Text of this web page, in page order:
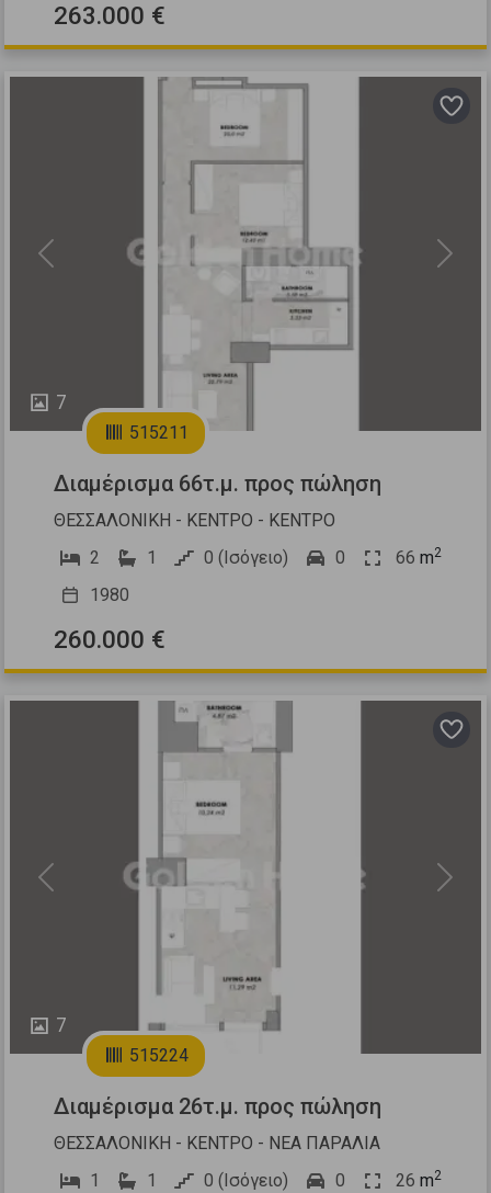
263.000 €
7
Previous Next
515211
Διαμέρισμα 66τ.μ. προς πώληση
ΘΕΣΣΑΛΟΝΙΚΗ - ΚΕΝΤΡΟ - ΚΕΝΤΡΟ
2
1 0 (Ισόγειο) 0 66 m2
1980
260.000 €
7
Previous Next
515224
Διαμέρισμα 26τ.μ. προς πώληση
ΘΕΣΣΑΛΟΝΙΚΗ - ΚΕΝΤΡΟ - ΝΕΑ ΠΑΡΑΛΙΑ
1
1 0 (Ισόγειο) 0 26 m2